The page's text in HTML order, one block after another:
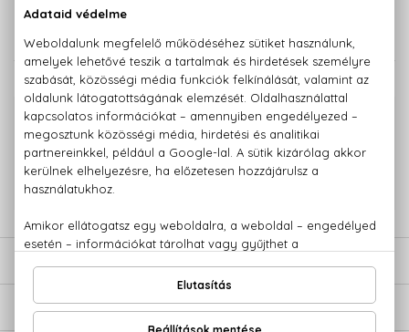
KAPCSOLÓDÓ TERMÉKEK
100% eredeti termékek,14 napos visszaküldési garanciával
Kérdésed van, elakadtál? Hívd ügyfélszolgálatunkat: +36 20
779 1926
ÉRTÉKELÉSEK (0)